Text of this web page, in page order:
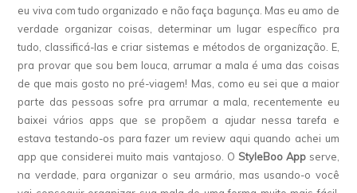
eu viva com tudo organizado e não faça bagunça. Mas eu amo de
verdade organizar coisas, determinar um lugar específico pra
tudo, classificá-las e criar sistemas e métodos de organização. E,
pra provar que sou bem louca, arrumar a mala é uma das coisas
de que mais gosto no pré-viagem! Mas, como eu sei que a maior
parte das pessoas sofre pra arrumar a mala, recentemente eu
baixei vários apps que se propõem a ajudar nessa tarefa e
estava testando-os para fazer um review aqui quando achei um
app que considerei muito mais vantajoso. O StyleBoo Appserve,
na verdade, para organizar o seu armário, mas usando-o você